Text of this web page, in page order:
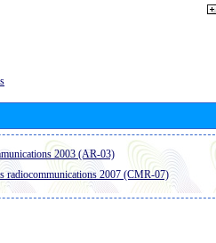
2003 (AR-03)
radiocommunications 2007 (CMR-07)